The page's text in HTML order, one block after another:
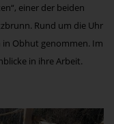
einer der beiden
Rund um die Uhr
in Obhut genommen. Im
in ihre Arbeit.